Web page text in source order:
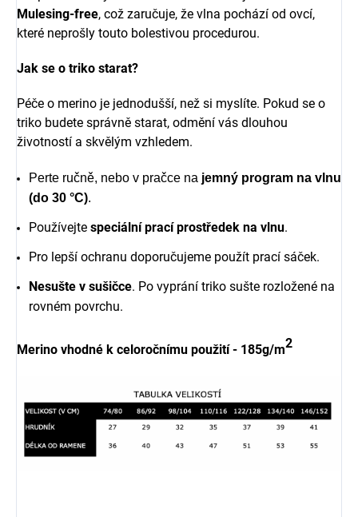
Mulesing-free, což zaručuje, že vlna pochází od ovcí,
které neprošly touto bolestivou procedurou.
Jak se o triko starat?
Péče o merino je jednodušší, než si myslíte. Pokud se o
triko budete správně starat, odmění vás dlouhou
životností a skvělým vzhledem.
Perte ručně, nebo v pračce na jemný program na vlnu
(do 30 °C).
Používejte speciální prací prostředek na vlnu.
Pro lepší ochranu doporučujeme použít prací sáček.
Nesušte v sušičce. Po vyprání triko sušte rozložené na
rovném povrchu.
Merino vhodné k celoročnímu použití - 185g/m2